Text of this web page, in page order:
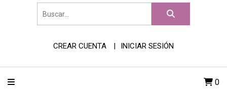
CREAR CUENTA INICIAR SESIÓN
0